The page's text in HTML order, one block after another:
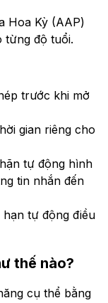
Hoa Kỳ (AAP)
từng độ tuổi.
trước khi mở
gian riêng cho
tự động hình
tin nhắn đến
hạn tự động điều
thế nào?
cụ thể bằng